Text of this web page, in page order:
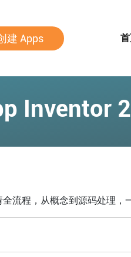
创建 Apps
Inventor
流程，从概念到源码处理，